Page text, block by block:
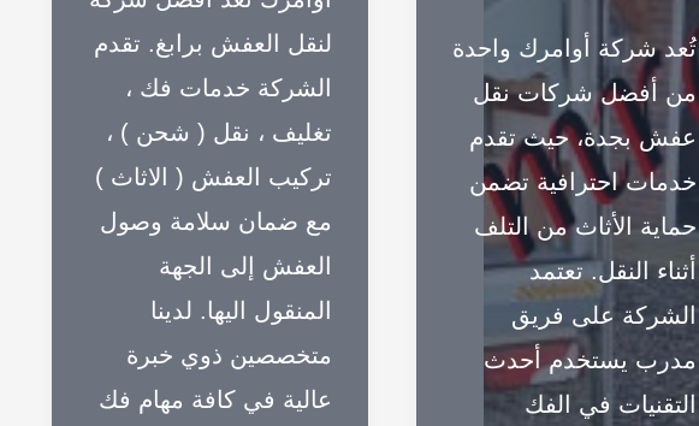
100%
عام
2025
100%
عام
2025
تُعد شركة أوامرك واحدة
من أفضل شركات نقل
عفش بجدة، حيث تقدم
خدمات احترافية تضمن
حماية الأثاث من التلف
أثناء النقل. تعتمد
الشركة على فريق
مدرب يستخدم أحدث
التقنيات في الفك
لنقل العفش برابغ. تقدم
الشركة خدمات فك ،
تغليف ، نقل ( شحن ) ،
تركيب العفش ( الاثاث )
مع ضمان سلامة وصول
العفش إلى الجهة
المنقول اليها. لدينا
متخصصين ذوي خبرة
عالية في كافة مهام فك